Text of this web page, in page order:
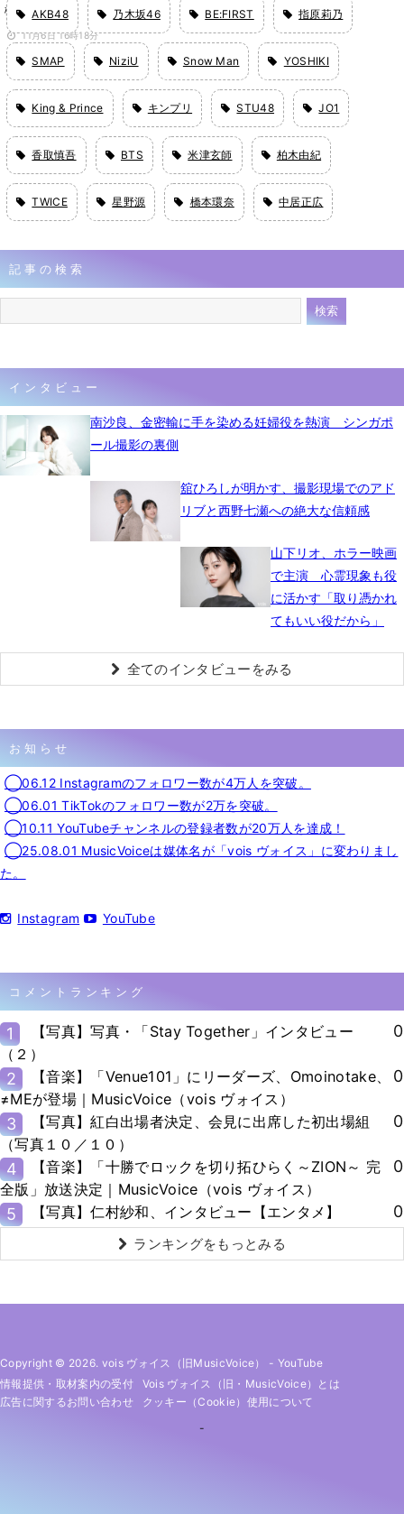
樹立
11月6日 16時18分
AKB48 乃木坂46 BE:FIRST 指原莉乃
SMAP NiziU Snow Man YOSHIKI
King & Prince キンプリ STU48 JO1
香取慎吾 BTS 米津玄師 柏木由紀
TWICE 星野源 橋本環奈 中居正広
記事の検索
インタビュー
南沙良、金密輸に手を染める妊婦役を熱演 シンガポ
ール撮影の裏側
舘ひろしが明かす、撮影現場でのアド
リブと西野七瀬への絶大な信頼感
山下リオ、ホラー映画
で主演 心霊現象も役
に活かす「取り憑かれ
てもいい役だから」
全てのインタビューをみる
お知らせ
◯06.12 Instagramのフォロワー数が4万人を突破。
◯06.01 TikTokのフォロワー数が2万を突破。
◯10.11 YouTubeチャンネルの登録者数が20万人を達成！
◯25.08.01 MusicVoiceは媒体名が「vois ヴォイス」に変わりまし
た。
Instagram YouTube
コメントランキング
1
【写真】写真・「Stay Together」インタビュー
（２）
0
2
【音楽】「Venue101」にリーダーズ、Omoinotake、
≠MEが登場｜MusicVoice（vois ヴォイス）
0
3
【写真】紅白出場者決定、会見に出席した初出場組
（写真１０／１０）
0
4
【音楽】「十勝でロックを切り拓ひらく～ZION～ 完
全版」放送決定｜MusicVoice（vois ヴォイス）
0
5 【写真】仁村紗和、インタビュー【エンタメ】 0
ランキングをもっとみる
Copyright © 2026. vois ヴォイス（旧MusicVoice） - YouTube
情報提供・取材案内の受付
Vois ヴォイス（旧・MusicVoice）とは
広告に関するお問い合わせ
クッキー（cookie）使用について
-